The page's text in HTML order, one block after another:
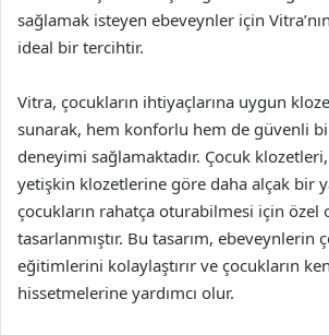
sağlamak isteyen ebeveynler için
ideal bir tercihtir.
Vitra, çocukların ihtiyaçlarına uygun
sunarak, hem konforlu hem de güvenli
deneyimi sağlamaktadır. Çocuk
yetişkin klozetlerine göre daha alçak bir
çocukların rahatça oturabilmesi için özel
tasarlanmıştır. Bu tasarım, ebeveynlerin
eğitimlerini kolaylaştırır ve çocukların
hissetmelerine yardımcı olur.